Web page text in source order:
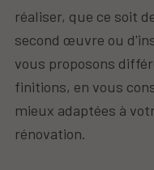
réaliser, que ce soit
second œuvre ou
vous proposons
finitions, en vous
mieux adaptées à
rénovation.